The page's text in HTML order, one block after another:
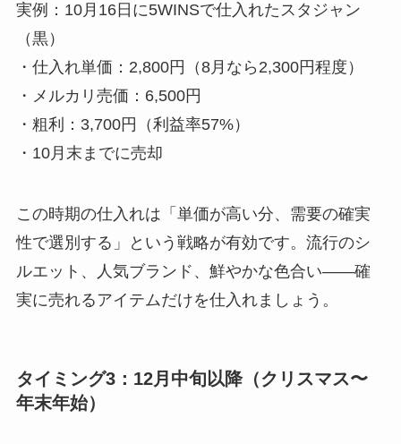
実例：10月16日に5WINSで仕入れたスタジャン
（黒）
・仕入れ単価：2,800円（8月なら2,300円程度）
・メルカリ売価：6,500円
・粗利：3,700円（利益率57%）
・10月末までに売却
この時期の仕入れは「単価が高い分、需要の確実
性で選別する」という戦略が有効です。流行のシ
ルエット、人気ブランド、鮮やかな色合い——確
実に売れるアイテムだけを仕入れましょう。
タイミング3：12月中旬以降（クリスマス〜
年末年始）